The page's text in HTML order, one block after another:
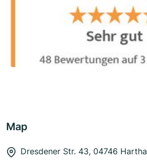
Map
Dresdener Str. 43, 04746 Hartha